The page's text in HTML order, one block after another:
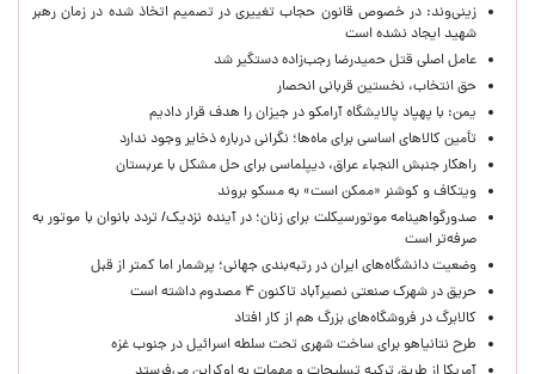
زینی‌وند: در خصوص قانون حجاب تغییری در تصمیم اتخاذ شده در زمان رهبر
شهید ایجاد نشده است
عامل اصلی قتل حمیدرضا رجب‌زاده دستگیر شد
حق انتخاب، نخستین قربانی انحصار
یمن: با پهپاد پالایشگاه آرامکو در جیزان را هدف قرار دادیم
تأمین کالاهای اساسی برای ماه‌ها؛ نگرانی درباره ذخایر وجود ندارد
راهکار جنبش النجباء عراق، دیپلماسی برای حل مشکل با عربستان
ویتکاف و کوشنر «ممکن است» به مسکو بروند
صدورگواهینامه موتورسیکلت برای زنان؛ در آینده نزدیک/ تردد بانوان با موتور به‌
صرفه‌تر است
وضعیت دانشگاه‌های ایران در رتبه‌بندی جهانی؛ پرشمار اما کمتر از قبل
حریق در شهرک صنعتی نصیرآباد تاکنون ۴ مصدوم داشته است
کالابرگ در فروشگاه‌های بزرگ هم از کار افتاد
طرح نتانیاهو برای ساخت شهری تحت سلطه اسرائیل در جنوب غزه